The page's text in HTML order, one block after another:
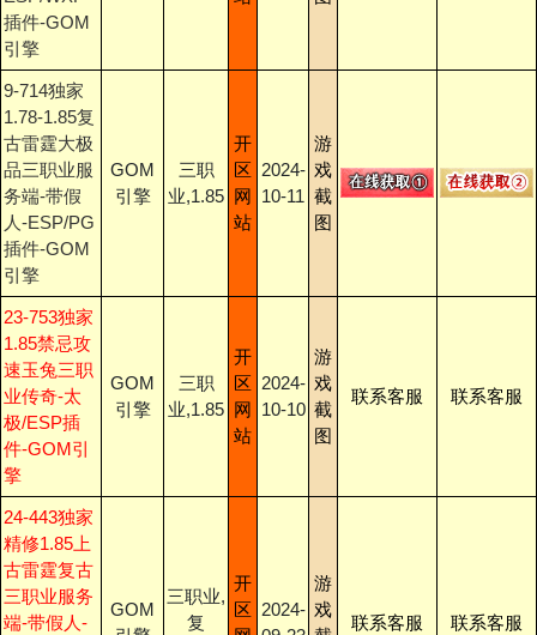
插件-GOM
引擎
9-714独家
1.78-1.85复
古雷霆大极
品三职业服
务端-带假
人-ESP/PG
插件-GOM
引擎
GOM
引擎
三职
业,1.85
开
区
网
站
2024-
10-11
游
戏
截
图
23-753独家
1.85禁忌攻
速玉兔三职
业传奇-太
极/ESP插
件-GOM引
擎
GOM
引擎
三职
业,1.85
开
区
网
站
2024-
10-10
游
戏
截
图
联系客服 联系客服
24-443独家
精修1.85上
古雷霆复古
三职业服务
端-带假人-
GOM
三职业,
复
开
区 2024-
游
戏
联系客服 联系客服